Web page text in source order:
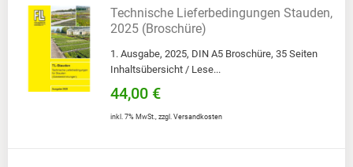
Technische Lieferbedingungen Stauden,
2025 (Broschüre)
1. Ausgabe, 2025, DIN A5 Broschüre, 35 Seiten
Inhaltsübersicht / Lese...
44,00 €
inkl. 7% MwSt., zzgl. Versandkosten